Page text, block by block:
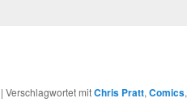
| Verschlagwortet mitChris Pratt, Comics,